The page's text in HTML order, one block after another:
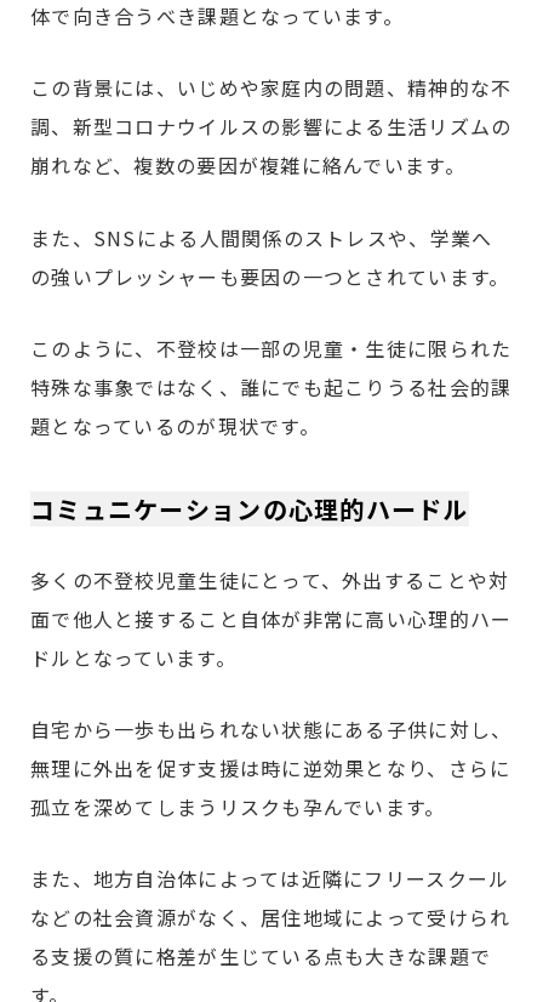
体で向き合うべき課題となっています。
この背景には、いじめや家庭内の問題、精神的な不
調、新型コロナウイルスの影響による生活リズムの
崩れなど、複数の要因が複雑に絡んでいます。
また、SNSによる人間関係のストレスや、学業へ
の強いプレッシャーも要因の一つとされています。
このように、不登校は一部の児童・生徒に限られた
特殊な事象ではなく、誰にでも起こりうる社会的課
題となっているのが現状です。
コミュニケーションの心理的ハードル
多くの不登校児童生徒にとって、外出することや対
面で他人と接すること自体が非常に高い心理的ハー
ドルとなっています。
自宅から一歩も出られない状態にある子供に対し、
無理に外出を促す支援は時に逆効果となり、さらに
孤立を深めてしまうリスクも孕んでいます。
また、地方自治体によっては近隣にフリースクール
などの社会資源がなく、居住地域によって受けられ
る支援の質に格差が生じている点も大きな課題で
す。